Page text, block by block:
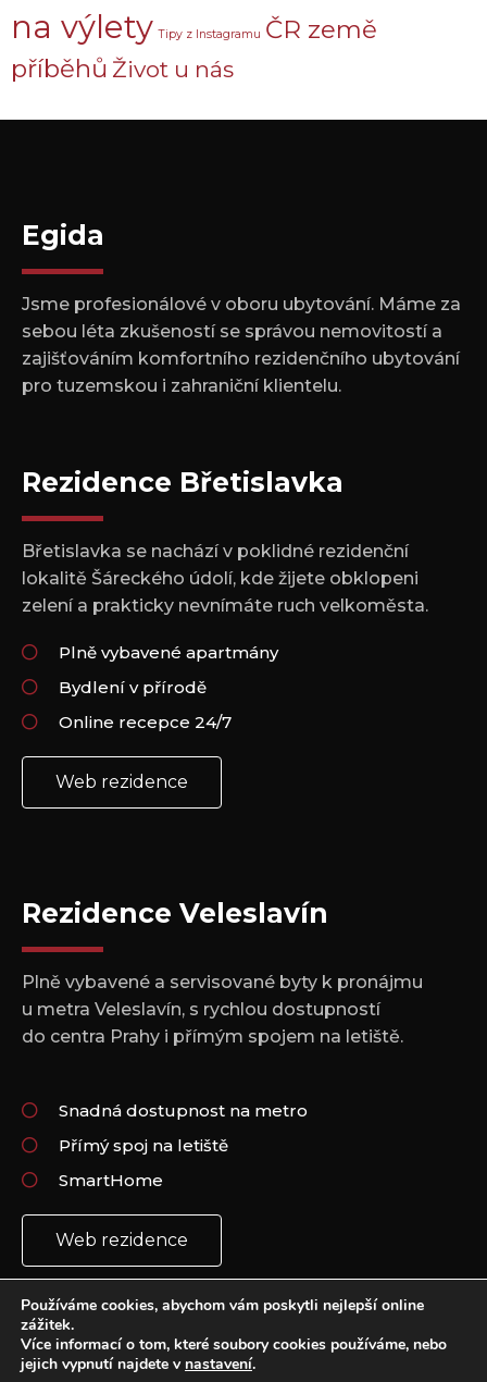
na výlety Tipy z Instagramu ČR země
příběhů Život u nás
Egida
Jsme profesionálové v oboru ubytování. Máme za
sebou léta zkušeností se správou nemovitostí a
zajišťováním komfortního rezidenčního ubytování
pro tuzemskou i zahraniční klientelu.
Rezidence Břetislavka
Břetislavka se nachází v poklidné rezidenční
lokalitě Šáreckého údolí, kde žijete obklopeni
zelení a prakticky nevnímáte ruch velkoměsta.
Plně vybavené apartmány
Bydlení v přírodě
Online recepce 24/7
Web rezidence
Rezidence Veleslavín
Plně vybavené a servisované byty k pronájmu
u metra Veleslavín, s rychlou dostupností
do centra Prahy i přímým spojem na letiště.
Snadná dostupnost na metro
Přímý spoj na letiště
SmartHome
Web rezidence
Používáme cookies, abychom vám poskytli nejlepší online
zážitek.
Více informací o tom, které soubory cookies používáme, nebo
jejich vypnutí najdete v nastavení.